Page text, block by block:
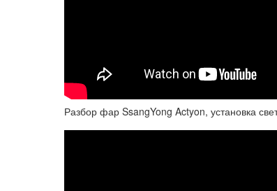
Разбор фар SsangYong Actyon, установка